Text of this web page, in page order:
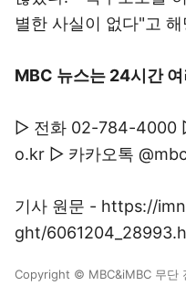
별한 사실이 없다"고
MBC 뉴스는 24시간
▷ 전화 02-784-4000
o.kr ▷ 카카오톡
기사 원문 - https://
ght/
Copyright © MBC&iMBC 무단